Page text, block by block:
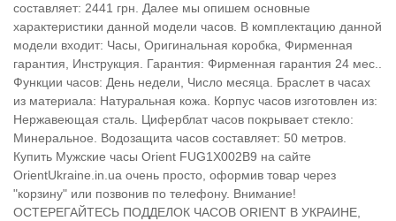
составляет: 2441 грн. Далее мы опишем основные
характеристики данной модели часов. В комплектацию данной
модели входит: Часы, Оригинальная коробка, Фирменная
гарантия, Инструкция. Гарантия: Фирменная гарантия 24 мес..
Функции часов: День недели, Число месяца. Браслет в часах
из материала: Натуральная кожа. Корпус часов изготовлен из:
Нержавеющая сталь. Циферблат часов покрывает стекло:
Минеральное. Водозащита часов составляет: 50 метров.
Купить Мужские часы Orient FUG1X002B9 на сайте
OrientUkraine.in.ua очень просто, оформив товар через
"корзину" или позвонив по телефону. Внимание!
ОСТЕРЕГАЙТЕСЬ ПОДДЕЛОК ЧАСОВ ORIENT В УКРАИНЕ,